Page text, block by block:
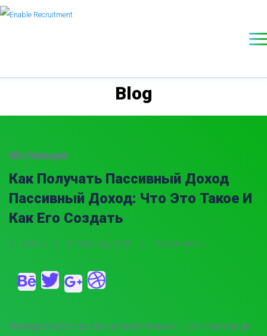
Blog
Мотивация
Как Получать Пассивный Доход
Пассивный Доход: Что Это Такое И
Как Его Создать
admin 27 February, 2020 0 Comments
Правда платят за это соответственно — от 6 копеек до